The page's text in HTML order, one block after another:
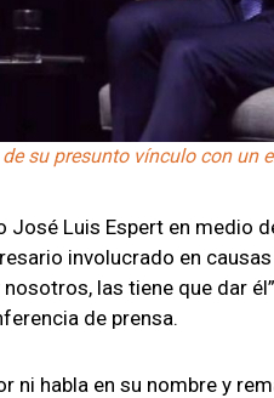
su presunto vínculo con un
Luis Espert en medio
involucrado en
las tiene que dar
de prensa.
ni habla en su nombre y